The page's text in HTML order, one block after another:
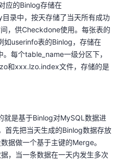
应的Binlog存储在
录中，按天存储了当天所有成功
，供Checkdone使用。每张表的
如userinfo表的Binlog，存储在
每个table_name一级分区下，
和xxx.lzo.index文件，存储的是
就是基于Binlog对MySQL数据进
首先把当天生成的Binlog数据存放
据做一个基于主键的Merge。
，当一条数据在一天内发生多次